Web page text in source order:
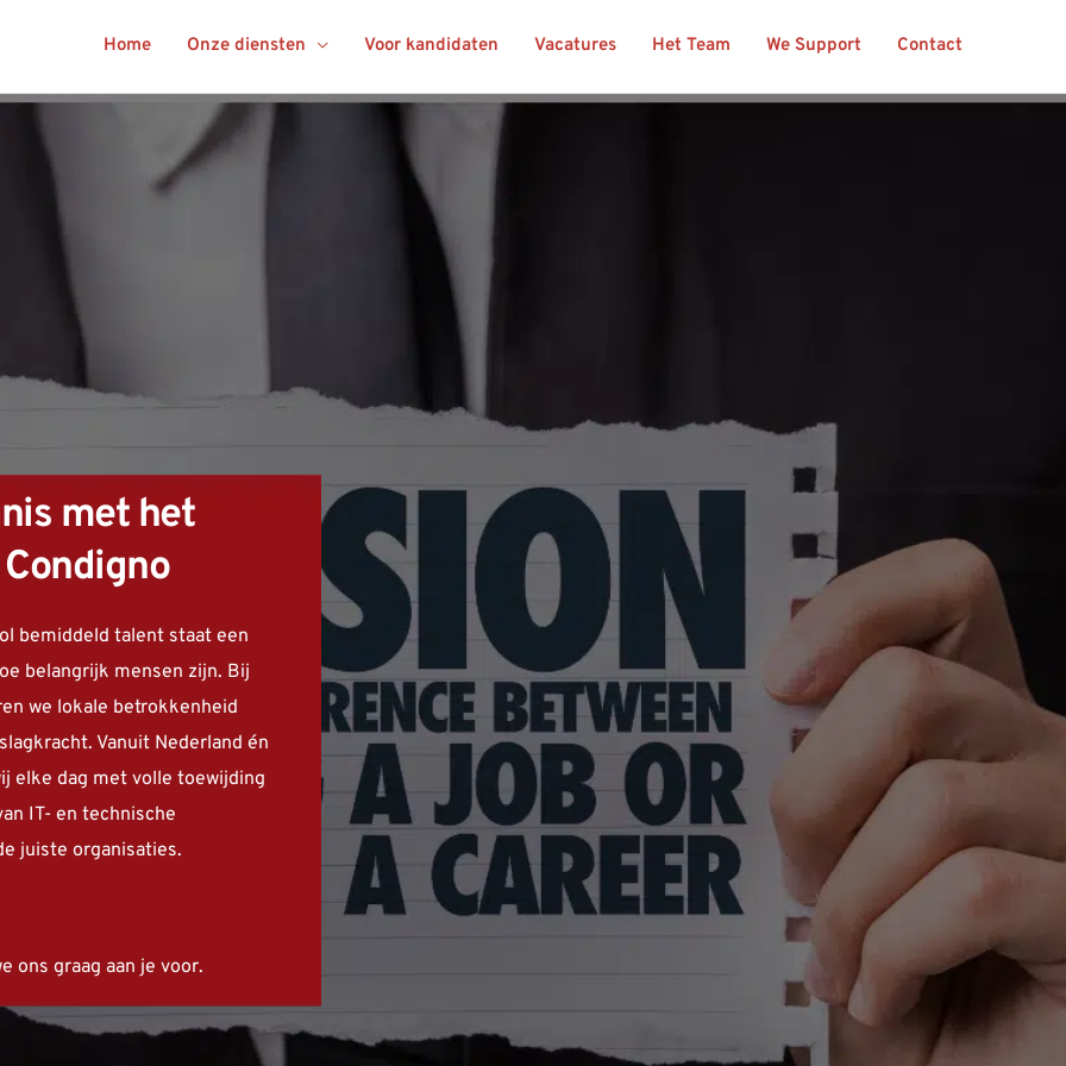
Home Onze diensten Voor kandidaten Vacatures Het Team We Support Contact
met het
bemiddeld talent staat een
belangrijk mensen zijn. Bij
we lokale betrokkenheid
Vanuit Nederland én
elke dag met volle toewijding
IT- en technische
juiste organisaties.
ons graag aan je voor.